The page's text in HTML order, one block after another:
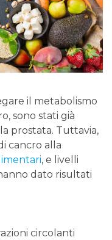
il metabolismo
sono stati già
prostata. Tuttavia,
cancro alla
, e livelli
dato risultati
circolanti